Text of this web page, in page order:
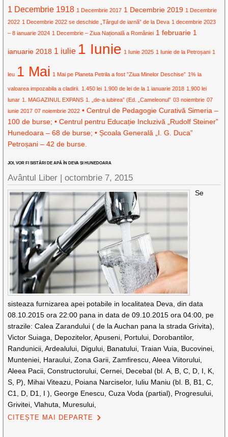
1 Decembrie 1918 1 Decembrie 2017 1 Decembrie 2019 1 Decembrie
2022 1 Decembrie 2022 se deschide „Târgul de iarnă” de la Deva 1 decembrie 2023
– 8 ianuarie 2024 1 Decembrie – Ziua Națională a României 1 februarie 1
ianuarie 2018 1 iulie 1 Iunie 1 Iunie 2025 1 Iunie de la Petroșani 1
leu 1 Mai 1 Mai pe Planeta Petrila a fost ”Ziua Minelor Deschise” 1% la
valoarea impozabila a cladirii. 1.450 lei 1.900 de lei de la 1 ianuarie 2018 1.900 lei
lunar 1. MAGAZINUL EXPANS 1. „de-a iubirea” (Ed. „Cameleonul” 03 noiembrie 07
iunie 2017 07 noiembrie 2022 • Centrul de Pedagogie Curativă Simeria –
100 de burse; • Centrul pentru Educație Incluzivă „Rudolf Steiner”
Hunedoara – 68 de burse; • Școala Generală „I. G. Duca”
Petroșani – 42 de burse.
JOI, VOR FI SISTĂRI DE APĂ ÎN DEVA ȘI HUNEDOARA
Avântul Liber |octombrie 7, 2015
Se
sisteaza furnizarea apei potabile in localitatea Deva, din data
08.10.2015 ora 22:00 pana in data de 09.10.2015 ora 04:00, pe
strazile: Calea Zarandului ( de la Auchan pana la strada Grivita),
Victor Suiaga, Depozitelor, Apuseni, Portului, Dorobantilor,
Randunicii, Ardealului, Digului, Banatului, Traian Vuia, Bucovinei,
Munteniei, Haraului, Zona Garii, Zamfirescu, Aleea Viitorului,
Aleea Pacii, Constructorului, Cernei, Decebal (bl. A, B, C, D, I, K,
S, P), Mihai Viteazu, Poiana Narciselor, Iuliu Maniu (bl. B, B1, C,
C1, D, D1, I ), George Enescu, Cuza Voda (partial), Progresului,
Grivitei, Vlahuta, Muresului,
CITEȘTE MAI DEPARTE